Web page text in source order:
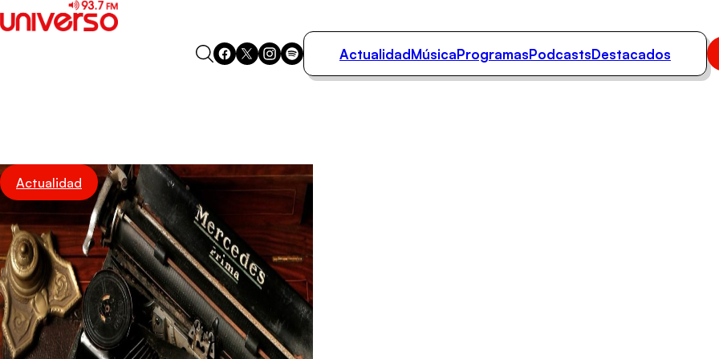
Podcasts
Destacados
ActualidadMúsicaProgramasPodcastsDestacados
Actualidad